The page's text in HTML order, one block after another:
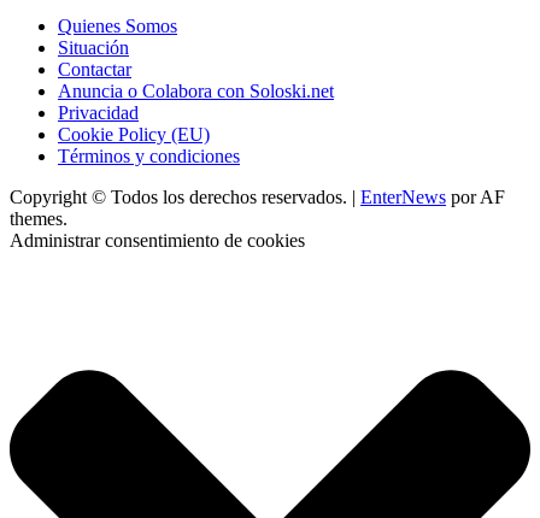
Quienes Somos
Situación
Contactar
Anuncia o Colabora con Soloski.net
Privacidad
Cookie Policy (EU)
Términos y condiciones
Copyright © Todos los derechos reservados. | EnterNews por AF
themes.
Administrar consentimiento de cookies